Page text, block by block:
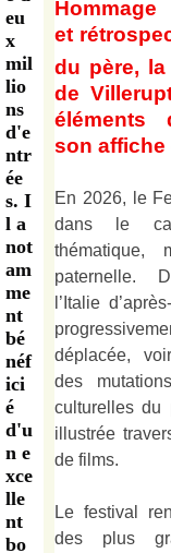
eu
x
mil
lio
ns
d'e
ntr
ée
s. I
l a
not
am
me
nt
bé
néf
ici
é
d'u
n e
xce
lle
nt
bo
et
du père, la
de
éléments
son affiche
En 2026, le
dans le
paternelle.
l’Italie
déplacée,
des
culturelles du
illustrée
de films.
Le festival
des plus